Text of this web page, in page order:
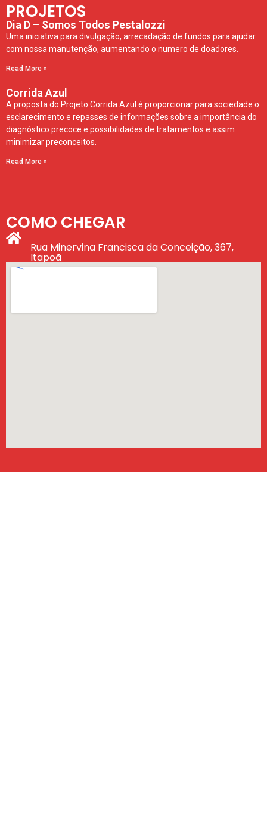
PROJETOS
Dia D – Somos Todos Pestalozzi
Uma iniciativa para divulgação, arrecadação de fundos para ajudar
com nossa manutenção, aumentando o numero de doadores.
Read More »
Corrida Azul
A proposta do Projeto Corrida Azul é proporcionar para sociedade o
esclarecimento e repasses de informações sobre a importância do
diagnóstico precoce e possibilidades de tratamentos e assim
minimizar preconceitos.
Read More »
COMO CHEGAR
Rua Minervina Francisca da Conceição, 367,
Itapoã